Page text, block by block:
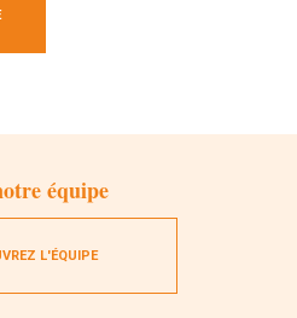
équipe
L'ÉQUIPE